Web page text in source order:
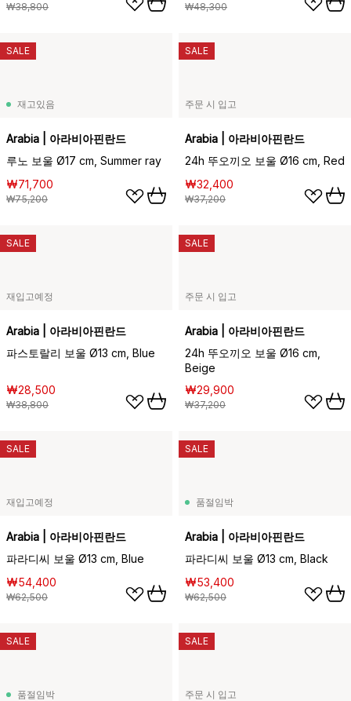
₩38,800 ₩48,300
재고있음
Arabia | 아라비아핀란드
루노 보울 Ø17 cm, Summer ray
₩71,700
₩75,200
SALE
주문 시 입고
Arabia | 아라비아핀란드
24h 뚜오끼오 보울 Ø16 cm, Red
₩32,400
₩37,200
SALE
재입고예정
Arabia | 아라비아핀란드
파스토랄리 보울 Ø13 cm, Blue
₩28,500
₩38,800
SALE
주문 시 입고
Arabia | 아라비아핀란드
24h 뚜오끼오 보울 Ø16 cm,
Beige
₩29,900
₩37,200
SALE
재입고예정
Arabia | 아라비아핀란드
파라디씨 보울 Ø13 cm, Blue
₩54,400
₩62,500
SALE
품절임박
Arabia | 아라비아핀란드
파라디씨 보울 Ø13 cm, Black
₩53,400
₩62,500
SALE
품절임박
SALE
주문 시 입고
SALE